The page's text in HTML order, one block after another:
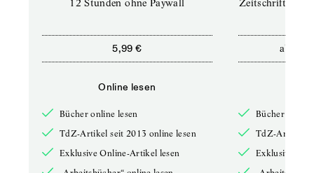
12 Stunden ohne Paywall
5,99 €
Online lesen
Bücher online lesen
TdZ-Artikel seit 2013 online lesen
Exklusive Online-Artikel lesen
Zeitschriften
ab
Bücher online
TdZ-Artikel
Exklusive